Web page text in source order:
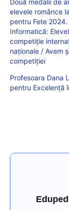
Două medalii de
elevele românce
pentru Fete
Informatică:
competiție
naționale / Avem
competiției
Profesoara Dana
pentru Excelență